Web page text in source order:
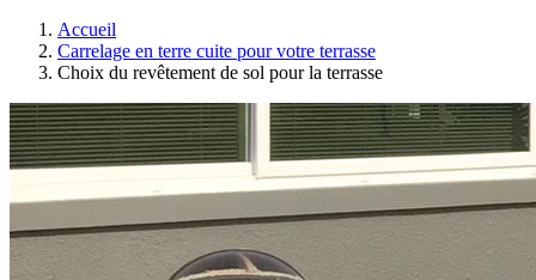
Accueil
Carrelage en terre cuite pour votre terrasse
Choix du revêtement de sol pour la terrasse